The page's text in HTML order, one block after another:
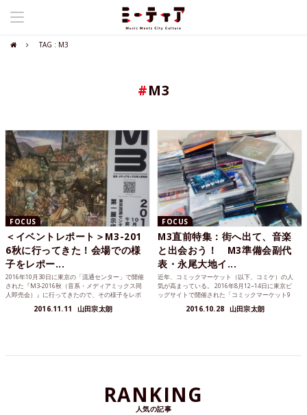
TAG : M3
#M3
FOCUS
＜イベントレポート＞M3-201
6秋に行ってきた！会場での様
子をレポー...
2016年10月30日に東京の「流通センター」で開催
された『M3-2016秋（音系・メディアミックス同
人即売会）』に行ってきたので、その様子をレポ
ートします。結論から言うと、「世間一般で言わ
れているCD不況や音楽業界の衰退というのは、一
2016.11.11 山田宗太朗
FOCUS
M3直前特集：街へ出て、音楽
と出会おう！ M3準備会副代
表・永尾大地イ...
近年、コミックマーケット（以下、コミケ）の人
気が高まっている。 2016年8月12~14日に東京ビ
ッグサイトで開催された「コミックマーケット9
2016.10.28 山田宗太朗
RANKING
人気の記事